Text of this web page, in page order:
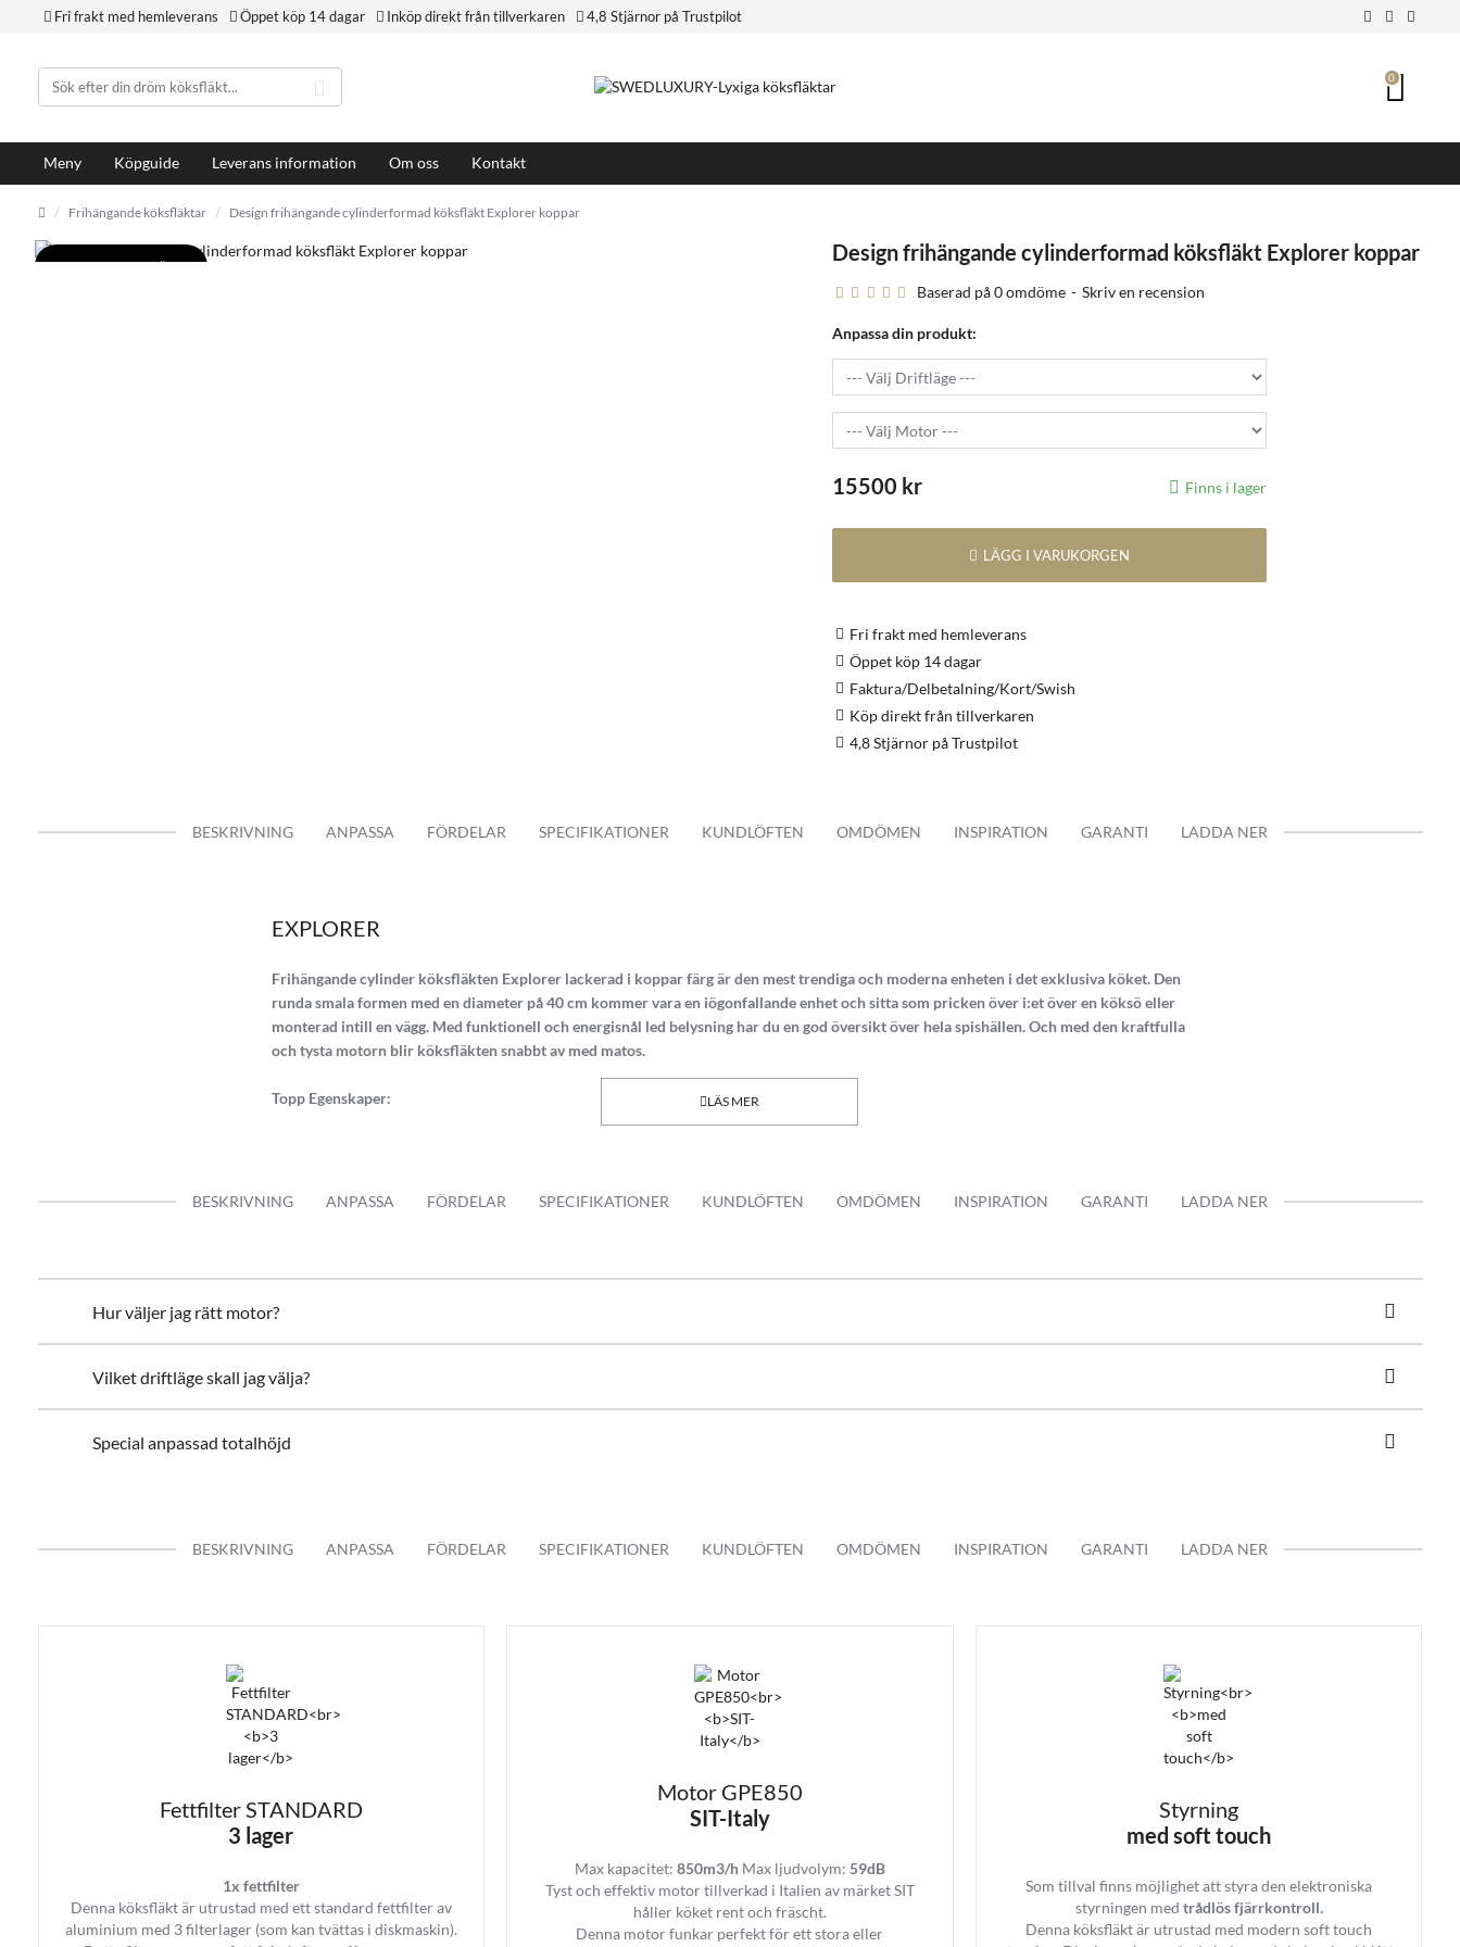
Fri frakt med hemleverans Öppet köp 14 dagar Inköp direkt från tillverkaren 4,8 Stjärnor på Trustpilot
0
Meny Köpguide Leverans information Om oss Kontakt
Frihängande köksfläktar Design frihängande cylinderformad köksfläkt Explorer koppar
SVENSK VARUMÄRKE
Design frihängande cylinderformad köksfläkt Explorer koppar
Baserad på 0 omdöme - Skriv en recension
15500 kr Finns i lager
Anpassa din produkt:
LÄGG I VARUKORGEN
Fri frakt med hemleverans
Öppet köp 14 dagar
Faktura/Delbetalning/Kort/Swish
Köp direkt från tillverkaren
4,8 Stjärnor på Trustpilot
BESKRIVNING ANPASSA FÖRDELAR SPECIFIKATIONER KUNDLÖFTEN OMDÖMEN INSPIRATION GARANTI LADDA NER
EXPLORER
Frihängande cylinder köksfläkten Explorer lackerad i koppar färg är den mest trendiga och moderna enheten i det exklusiva köket. Den
runda smala formen med en diameter på 40 cm kommer vara en iögonfallande enhet och sitta som pricken över i:et över en köksö eller
monterad intill en vägg. Med funktionell och energisnål led belysning har du en god översikt över hela spishällen. Och med den kraftfulla
och tysta motorn blir köksfläkten snabbt av med matos.
Topp Egenskaper:
Modern och enastående design
Motor
och öppen planlösning.
Med extern vinds motor kan du njuta av en ljudlös drift medan allt os effektivt leds ut från köket.
BESKRIVNING ANPASSA FÖRDELAR SPECIFIKATIONER KUNDLÖFTEN OMDÖMEN INSPIRATION GARANTI LADDA NER
Hur väljer jag rätt motor?
Vilket driftläge skall jag välja?
Special anpassad totalhöjd
BESKRIVNING ANPASSA FÖRDELAR SPECIFIKATIONER KUNDLÖFTEN OMDÖMEN INSPIRATION GARANTI LADDA NER
Fettfilter STANDARD
3 lager
1x fettfilter
Denna köksfläkt är utrustad med ett standard fettfilter av
aluminium med 3 filterlager (som kan tvättas i diskmaskin).
Motor GPE850
SIT-Italy
Max kapacitet: 850m3/hMax ljudvolym: 59dB
Tyst och effektiv motor tillverkad i Italien av märket SIT
håller köket rent och fräscht.
Denna motor funkar perfekt för ett stora eller
Styrning
med soft touch
Som tillval finns möjlighet att styra den elektroniska
styrningen med trådlös fjärrkontroll.
Denna köksfläkt är utrustad med modern soft touch